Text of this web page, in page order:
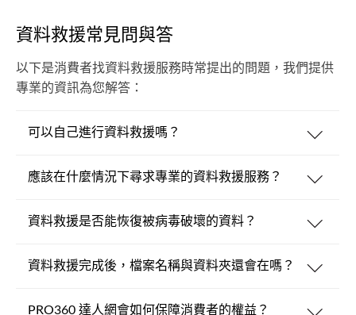
資料救援常見問與答
以下是消費者找資料救援服務時常提出的問題，我們提供
專業的資訊為您解答：
可以自己進行資料救援嗎？
應該在什麼情況下尋求專業的資料救援服務？
資料救援是否能恢復被病毒破壞的資料？
資料救援完成後，檔案名稱與資料夾還會在嗎？
PRO360 達人網會如何保障消費者的權益？